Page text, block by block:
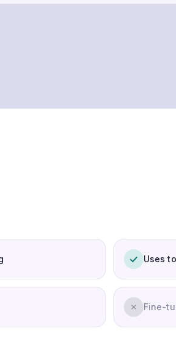
Uses
Fine-